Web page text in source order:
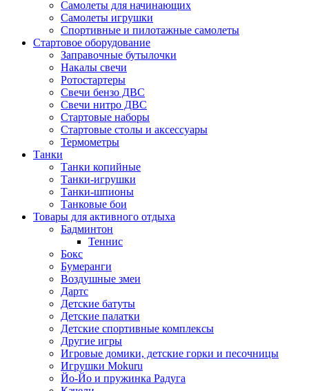
Самолеты для начинающих
Самолеты игрушки
Спортивные и пилотажные самолеты
Стартовое оборудование
Заправочные бутылочки
Накалы свечи
Ротостартеры
Свечи бензо ДВС
Свечи нитро ДВС
Стартовые наборы
Стартовые столы и аксессуары
Термометры
Танки
Танки копийные
Танки-игрушки
Танки-шпионы
Танковые бои
Товары для активного отдыха
Бадминтон
Теннис
Бокс
Бумеранги
Воздушные змеи
Дартс
Детские батуты
Детские палатки
Детские спортивные комплексы
Другие игры
Игровые домики, детские горки и песочницы
Игрушки Mokuru
Йо-Йо и пружинка Радуга